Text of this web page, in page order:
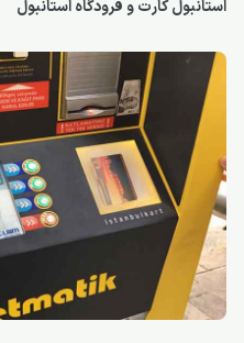
استانبول کارت و فرودگاه استانبول